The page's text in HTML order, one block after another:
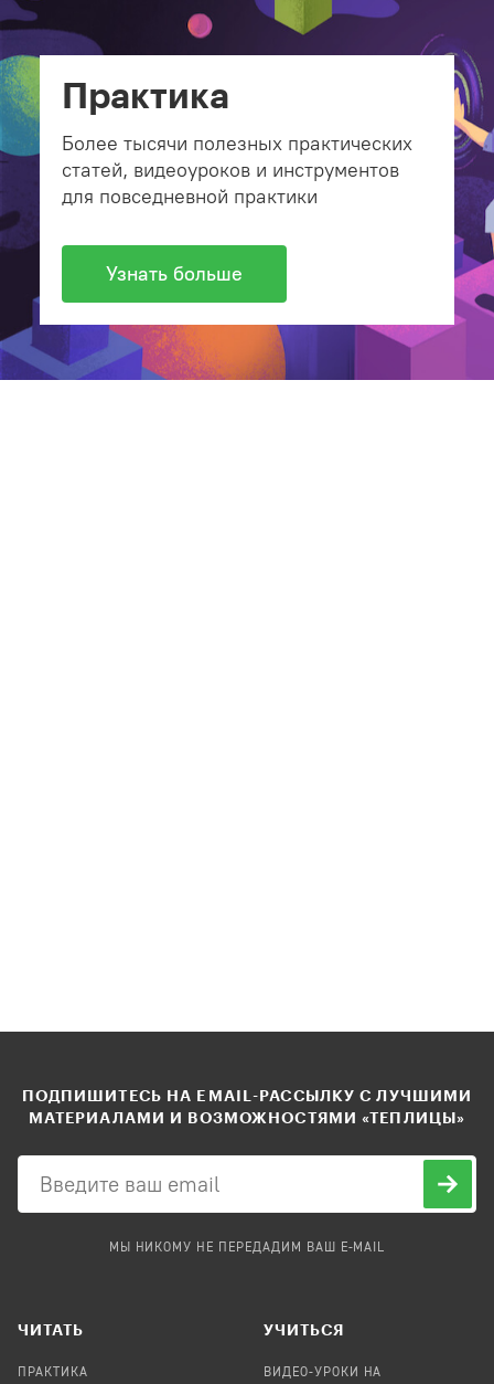
Практика
Более тысячи полезных практических
статей, видеоуроков и инструментов
для повседневной практики
Узнать больше
ПОДПИШИТЕСЬ НА EMAIL-РАССЫЛКУ С ЛУЧШИМИ
МАТЕРИАЛАМИ И ВОЗМОЖНОСТЯМИ «ТЕПЛИЦЫ»
МЫ НИКОМУ НЕ ПЕРЕДАДИМ ВАШ E-MAIL
ЧИТАТЬ
ПРАКТИКА
УЧИТЬСЯ
ВИДЕО-УРОКИ НА